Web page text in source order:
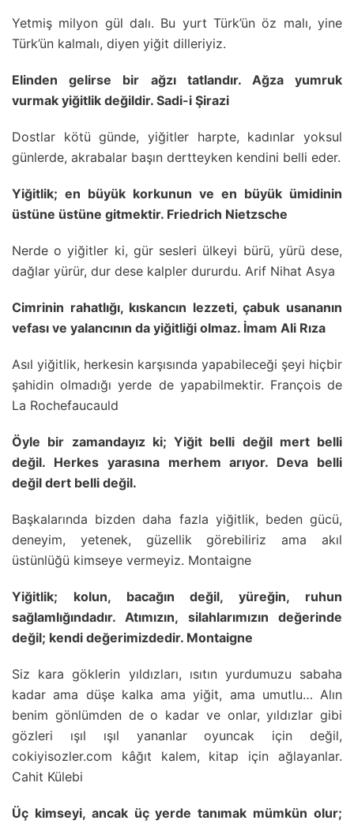
Yetmiş milyon gül dalı. Bu yurt Türk’ün öz malı, yine
Türk’ün kalmalı, diyen yiğit dilleriyiz.
Elinden gelirse bir ağzı tatlandır. Ağza yumruk
vurmak yiğitlik değildir. Sadi-i Şirazi
Dostlar kötü günde, yiğitler harpte, kadınlar yoksul
günlerde, akrabalar başın dertteyken kendini belli eder.
Yiğitlik; en büyük korkunun ve en büyük ümidinin
üstüne üstüne gitmektir. Friedrich Nietzsche
Nerde o yiğitler ki, gür sesleri ülkeyi bürü, yürü dese,
dağlar yürür, dur dese kalpler dururdu. Arif Nihat Asya
Cimrinin rahatlığı, kıskancın lezzeti, çabuk usananın
vefası ve yalancının da yiğitliği olmaz. İmam Ali Rıza
Asıl yiğitlik, herkesin karşısında yapabileceği şeyi hiçbir
şahidin olmadığı yerde de yapabilmektir. François de
La Rochefaucauld
Öyle bir zamandayız ki; Yiğit belli değil mert belli
değil. Herkes yarasına merhem arıyor. Deva belli
değil dert belli değil.
Başkalarında bizden daha fazla yiğitlik, beden gücü,
deneyim, yetenek, güzellik görebiliriz ama akıl
üstünlüğü kimseye vermeyiz. Montaigne
Yiğitlik; kolun, bacağın değil, yüreğin, ruhun
sağlamlığındadır. Atımızın, silahlarımızın değerinde
değil; kendi değerimizdedir. Montaigne
Siz kara göklerin yıldızları, ısıtın yurdumuzu sabaha
kadar ama düşe kalka ama yiğit, ama umutlu… Alın
benim gönlümden de o kadar ve onlar, yıldızlar gibi
gözleri ışıl ışıl yananlar oyuncak için değil,
cokiyisozler.com kâğıt kalem, kitap için ağlayanlar.
Cahit Külebi
Üç kimseyi, ancak üç yerde tanımak mümkün olur;